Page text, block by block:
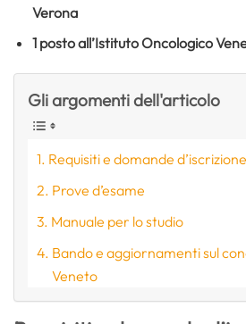
Verona
1 posto all’Istituto Oncologico
Gli argomenti dell'articolo
Requisiti e domande d’iscrizione
Prove d’esame
Manuale per lo studio
Bando e aggiornamenti sul
Veneto